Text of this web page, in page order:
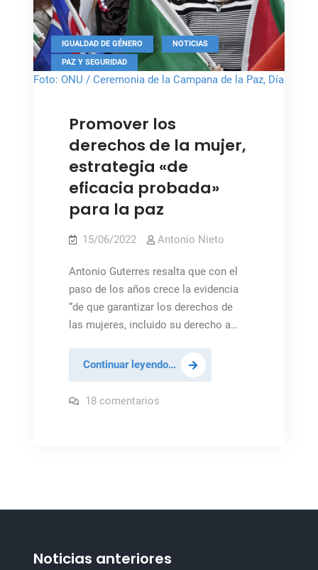
Foto: ONU / Ceremonia de la Campana de la Paz, Día
IGUALDAD DE GÉNERO , NOTICIAS ,
PAZ Y SEGURIDAD
Promover los
derechos de la mujer,
estrategia «de
eficacia probada»
para la paz
15/06/2022 Antonio Nieto
Antonio Guterres resalta que con el
paso de los años crece la evidencia
“de que garantizar los derechos de
las mujeres, incluido su derecho a…
Continuar leyendo…Promover
los
18 comentariosen
probada»
Noticias anteriores